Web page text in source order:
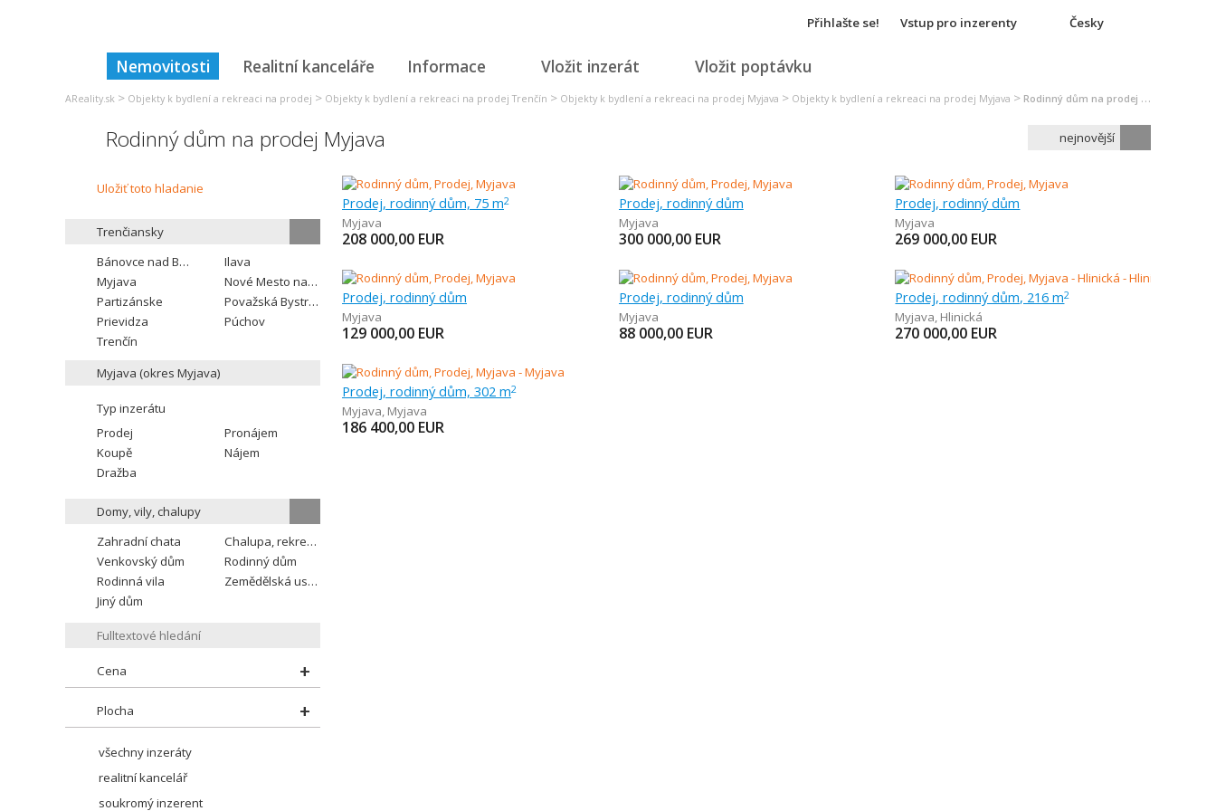
Přihlašte se! Vstup pro inzerenty
Nemovitosti Realitní kanceláře Informace Vložit inzerát Vložit poptávku
Česky
AReality.sk > Objekty k bydlení a rekreaci na prodej > Objekty k bydlení a rekreaci na prodej Trenčín > Objekty k bydlení a rekreaci na prodej Myjava > Objekty k bydlení a rekreaci na prodej Myjava > Rodinný dům na prodej Myjava
Rodinný dům na prodej Myjava nejnovější
Uložiť toto hladanie
Trenčiansky
Bánovce nad Bebravou
Ilava
Myjava
Nové Mesto nad Váhom
Partizánske
Považská Bystrica
Prievidza
Púchov
Trenčín
Typ inzerátu
Prodej
Pronájem
Koupě
Nájem
Dražba
Domy, vily, chalupy
Zahradní chata
Chalupa, rekreační domek
Venkovský dům
Rodinný dům
Rodinná vila
Zemědělská usedlost
Jiný dům
Cena
Plocha
všechny inzeráty
realitní kancelář
soukromý inzerent
Prodej, rodinný dům, 75 m2
Myjava
208 000,00 EUR
Prodej, rodinný dům
Myjava
300 000,00 EUR
Prodej, rodinný dům
Myjava
269 000,00 EUR
Prodej, rodinný dům
Myjava
129 000,00 EUR
Prodej, rodinný dům
Myjava
88 000,00 EUR
Prodej, rodinný dům, 216 m2
Myjava, Hlinická
270 000,00 EUR
Prodej, rodinný dům, 302 m2
Myjava, Myjava
186 400,00 EUR